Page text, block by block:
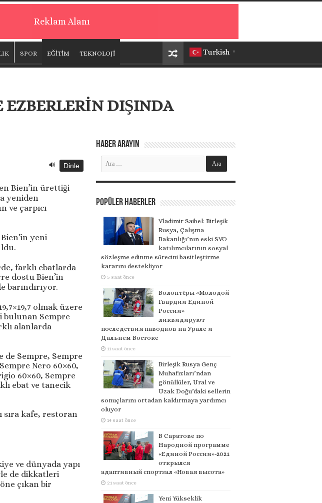
Reklam Alanı
Turkish ▼
SPOR EĞİTİM TEKNOLOJİ
EZBERLERİN DIŞINDA
🔊 Dinle
Bien’in ürettiği
yeniden
ve çarpıcı
yeni
farklı ebatlarda
dostu Bien’in
barındırıyor.
olmak üzere
bulunan Sempre
alanlarda
Sempre, Sempre
Nero 60×60,
60×60, Sempre
ebat ve tanecik
sıra kafe, restoran
ve dünyada yapı
de dikkatleri
çıkan bir
Haber Arayın
Popüler Haberler
Vladimir Saibel: Birleşik
Rusya, Çalışma
Bakanlığı’nın eski SVO
katılımcılarının sosyal
sözleşme edinme sürecini basitleştirme
kararını destekliyor
5 saat önce
Волонтёры «Молодой
Гвардии Единой
России»
ликвидируют
последствия паводков на Урале и
Дальнем Востоке
11 saat önce
Birleşik Rusya Genç
Muhafızları’ndan
gönüllüler, Ural ve
Uzak Doğu’daki sellerin
sonuçlarını ortadan kaldırmaya yardımcı
oluyor
14 saat önce
В Саратове по
Народной программе
«Единой России»-2021
открылся
адаптивный спортзал «Новая высота»
21 saat önce
Yeni Yükseklik